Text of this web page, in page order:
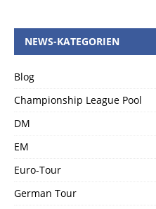
NEWS-KATEGORIEN
Blog
Championship League Pool
DM
EM
Euro-Tour
German Tour